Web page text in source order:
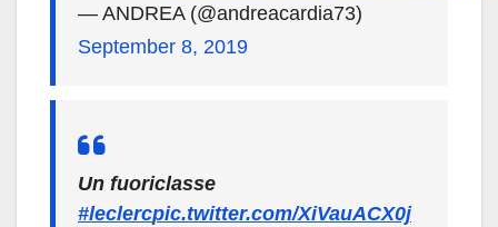
— ANDREA (@andreacardia73)
September 8, 2019
Un fuoriclasse
#leclercpic.twitter.com/XiVauACX0j